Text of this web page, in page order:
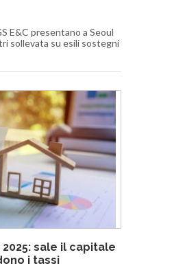
E&C presentano a Seoul
sollevata su esili sostegni
sale il capitale
i tassi